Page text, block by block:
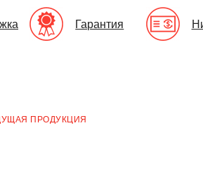
Гарантия
ПРОДУКЦИЯ